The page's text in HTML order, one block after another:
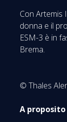
Con Artemis
donna e il
ESM-3 è in
Brema.
© Thales
A proposito